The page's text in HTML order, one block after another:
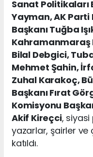
Sanat Politikaları
Yayman, AK Parti
Başkanı Tuğba
Kahramanmaraş
Bilal Debgici,
Mehmet Şahin,
Zuhal Karakoç,
Başkanı Fırat
Komisyonu
Akif Kireçci,
yazarlar, şairler ve
katıldı.